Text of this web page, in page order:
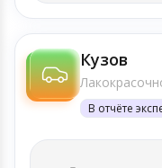
Кузов
В отчёте